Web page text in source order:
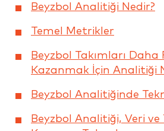
Beyzbol Analitiği Nedir?
Temel Metrikler
Beyzbol Takımları Daha
Kazanmak İçin Analitiği
Beyzbol Analitiğinde
Beyzbol Analitiği, Veri ve